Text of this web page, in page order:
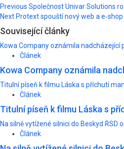
Post
navigation
Previous Společnost Univar Solutions
Next Protext spouští nový web a
Související články
Kowa Company oznámila nadcházející
Článek
Kowa Company oznámila
Titulní píseň k filmu Láska s příchutí
Článek
Titulní píseň k filmu Láska s
Na silně vytížené silnici do Beskyd
Článek